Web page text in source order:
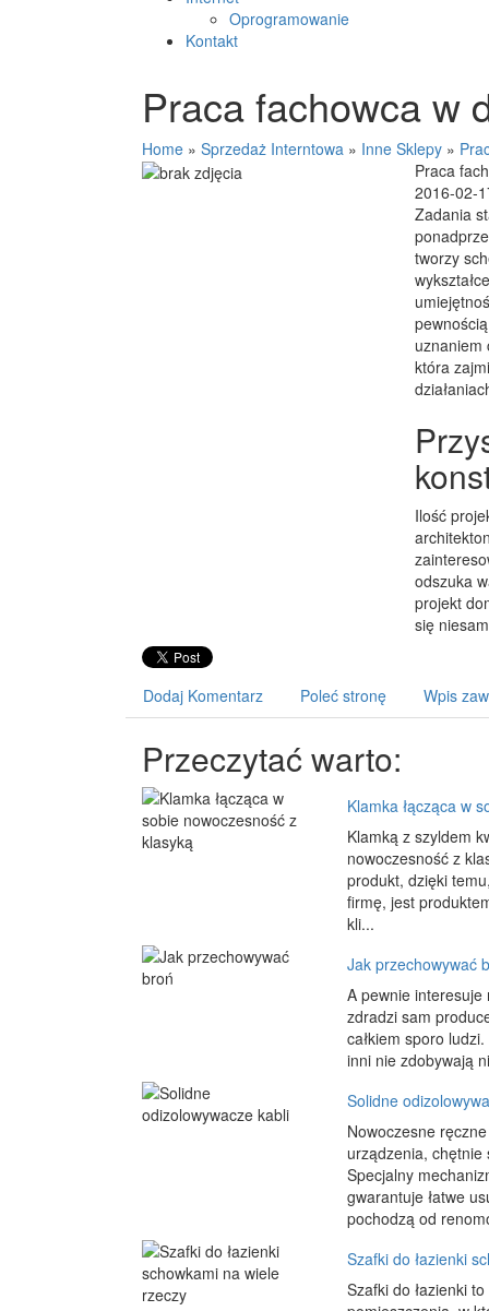
Oprogramowanie
Kontakt
Praca fachowca w
Home » Sprzedaż Interntowa » Inne Sklepy »
Praca
2016-02-
Zadania
tworzy
uznaniem
która
Ilość
odszuka
projekt
się
Dodaj Komentarz Poleć stronę Wpis
Przeczytać warto:
Klamka łącząca w
Klamką z szyldem
nowoczesność z
produkt, dzięki
firmę, jest
kli...
Jak przechowywać
A pewnie
zdradzi sam
całkiem sporo
inni nie zdobywają
Solidne
Nowoczesne
urządzenia,
Specjalny
gwarantuje łatwe
pochodzą od
Szafki do łazienki
Szafki do łazienki